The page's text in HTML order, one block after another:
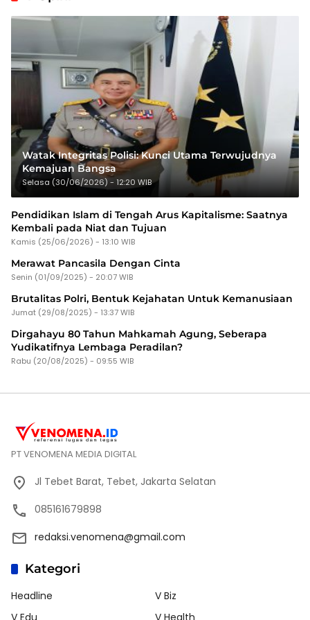
Watak Integritas Polisi: Kunci Utama Terwujudnya
Kemajuan Bangsa
Selasa (30/06/2026) - 12:20 WIB
Pendidikan Islam di Tengah Arus Kapitalisme: Saatnya
Kembali pada Niat dan Tujuan
Kamis (25/06/2026) - 13:10 WIB
Merawat Pancasila Dengan Cinta
Senin (01/09/2025) - 20:07 WIB
Brutalitas Polri, Bentuk Kejahatan Untuk Kemanusiaan
Jumat (29/08/2025) - 13:37 WIB
Dirgahayu 80 Tahun Mahkamah Agung, Seberapa
Yudikatifnya Lembaga Peradilan?
Rabu (20/08/2025) - 09:55 WIB
PT VENOMENA MEDIA DIGITAL
Jl Tebet Barat, Tebet, Jakarta Selatan
085161679898
redaksi.venomena@gmail.com
Kategori
Headline
V Biz
V Edu
V Health